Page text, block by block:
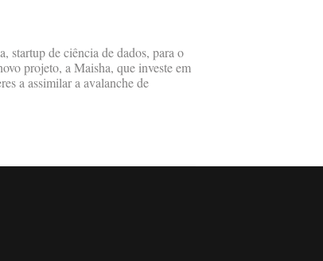
startup de ciência de dados, para o
projeto, a Maisha, que investe em
a assimilar a avalanche de